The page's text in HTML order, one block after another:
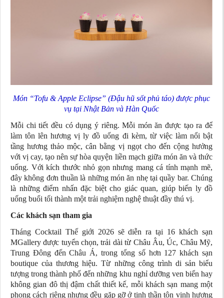
Món “Tofu & Apple Eclipse” (Đậu hũ sốt phủ táo) được phục
vụ tại Nhật Bản và Hàn Quốc
Mỗi chi tiết đều có dụng ý riêng. Mỗi món ăn được tạo ra để
làm tôn lên hương vị ly đồ uống đi kèm, từ việc làm nổi bật
tầng hương thảo mộc, cân bằng vị ngọt cho đến cộng hưởng
với vị cay, tạo nên sự hòa quyện liền mạch giữa món ăn và thức
uống. Với kích thước nhỏ gọn nhưng mang cá tính mạnh mẽ,
đây không đơn thuần là những món ăn nhẹ tại quầy bar. Chúng
là những điểm nhấn đặc biệt cho giác quan, giúp biến ly đồ
uống buổi tối thành một trải nghiệm nghệ thuật đầy thú vị.
Các khách sạn tham gia
Tháng Cocktail Thế giới 2026 sẽ diễn ra tại 16 khách sạn
MGallery được tuyển chọn, trải dài từ Châu Âu, Úc, Châu Mỹ,
Trung Đông đến Châu Á, trong tổng số hơn 127 khách sạn
boutique của thương hiệu. Từ những công trình di sản biểu
tượng trong thành phố đến những khu nghỉ dưỡng ven biển hay
không gian đô thị đậm chất thiết kế, mỗi khách sạn mang một
phong cách riêng nhưng đều gặp gỡ ở tinh thần tôn vinh hương